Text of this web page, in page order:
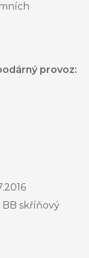
provoz:
skříňový